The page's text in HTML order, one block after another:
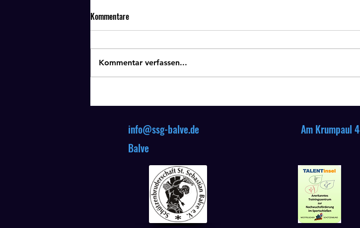
Endstand
Kommentare
Kommentar verfassen...
info@ssg-balve.de Am Krumpaul 4
Balve